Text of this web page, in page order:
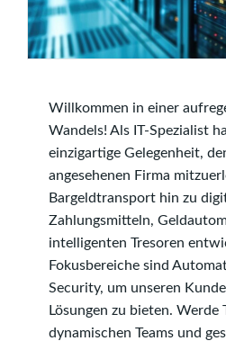
Willkommen in einer
Wandels! Als IT-Spezialist
einzigartige Gelegenheit,
angesehenen Firma
Bargeldtransport hin zu
Zahlungsmitteln,
intelligenten Tresoren
Fokusbereiche sind
Security, um unseren
Lösungen zu bieten. Werde
dynamischen Teams und